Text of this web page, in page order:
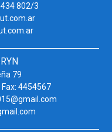
802/3
79
4454567